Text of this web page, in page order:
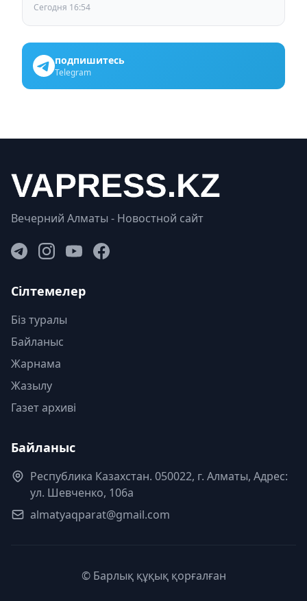
Сегодня 16:54
подпишитесь
Telegram
Вечерний Алматы - Новостной сайт
Сілтемелер
Біз туралы
Байланыс
Жарнама
Жазылу
Газет архиві
Байланыс
Республика Казахстан. 050022, г. Алматы, Адрес:
ул. Шевченко, 106а
almatyaqparat@gmail.com
© Барлық құқық қорғалған